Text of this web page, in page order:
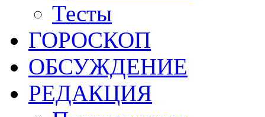
Тесты
ГОРОСКОП
ОБСУЖДЕНИЕ
РЕДАКЦИЯ